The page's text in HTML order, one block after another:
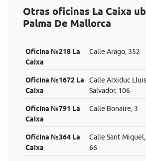
Otras oficinas La Caixa
Palma De Mallorca
Oficina №218 La
Caixa
Calle Arago, 352
Oficina №1672 La
Caixa
Calle Arxiduc Lluis
Salvador, 106
Oficina №791 La
Caixa
Calle Bonaire, 3
Oficina №364 La
Caixa
Calle Sant Miquel,
66